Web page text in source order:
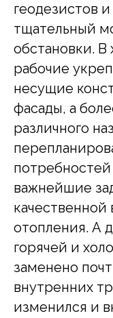
геодезистов
тщательный
обстановки. В
рабочие
несущие
фасады, а
различного
важнейшие
отопления. А
горячей и
заменено
внутренних
изменился и